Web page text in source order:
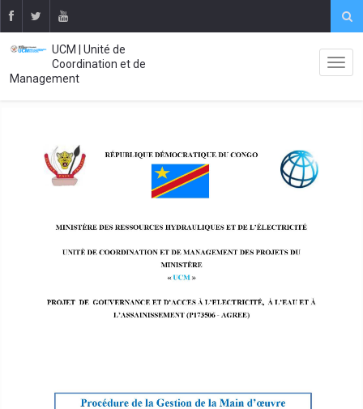
UCM | Unité de
Coordination et de
Management